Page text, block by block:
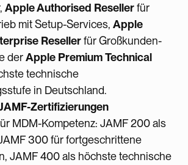
Apple Authorised Resellerfür
mit Setup-Services, Apple
Resellerfür Großkunden-
derApple Premium Technical
technische
in Deutschland.
Zertifizierungen
MDM-Kompetenz: JAMF 200 als
300 für fortgeschrittene
JAMF 400 als höchste technische